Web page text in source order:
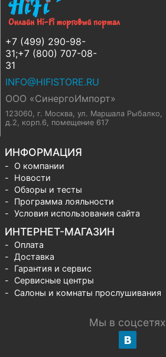
+7 (499) 290-98-
31;+7 (800) 707-08-
31
INFO@HIFISTORE.RU
ООО «СинергоИмпорт»
123060, г. Москва, ул. Маршала Рыбалко,
д.2, корп.6, помещение 617
ИНФОРМАЦИЯ
О компании
Новости
Обзоры и тесты
Программа лояльности
Условия использования сайта
ИНТЕРНЕТ-МАГАЗИН
Оплата
Доставка
Гарантия и сервис
Сервисные центры
Салоны и комнаты прослушивания
Мы в соцсетях